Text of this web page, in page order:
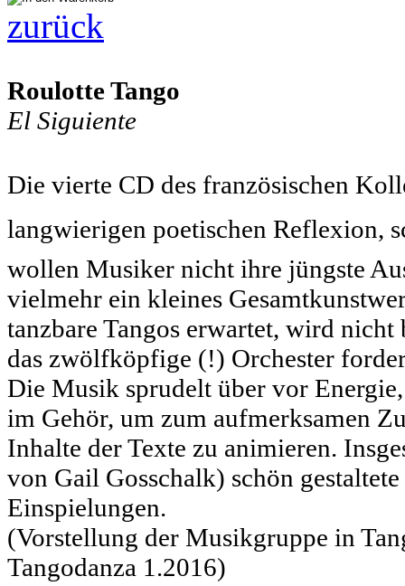
zurück
Roulotte Tango
El Siguiente
Die vierte CD des französischen
langwierigen poetischen Reflexion,
wollen Musiker nicht ihre jüngste
vielmehr ein kleines
tanzbare Tangos erwartet, wird
das zwölfköpfige (!) Orchester
Die Musik sprudelt über vor
im Gehör, um zum aufmerksamen
Inhalte der Texte zu animieren.
von Gail Gosschalk) schön
Einspielungen.
(Vorstellung der Musikgruppe in
Tangodanza 1.2016)